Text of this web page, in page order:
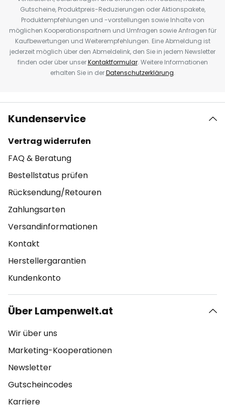
Gutscheine, Produktpreis-Reduzierungen oder Aktionspakete,
Produktempfehlungen und -vorstellungen sowie Inhalte von
möglichen Kooperationspartnern und Umfragen sowie Anfragen für
Kaufbewertungen und Weiterempfehlungen. Eine Abmeldung ist
jederzeit möglich über den Abmeldelink, den Sie in jedem Newsletter
finden oder über unserKontaktformular. Weitere Informationen
erhalten Sie in derDatenschutzerklärung.
Kundenservice
Vertrag widerrufen
FAQ & Beratung
Bestellstatus prüfen
Rücksendung/Retouren
Zahlungsarten
Versandinformationen
Kontakt
Herstellergarantien
Kundenkonto
Über Lampenwelt.at
Wir über uns
Marketing-Kooperationen
Newsletter
Gutscheincodes
Karriere